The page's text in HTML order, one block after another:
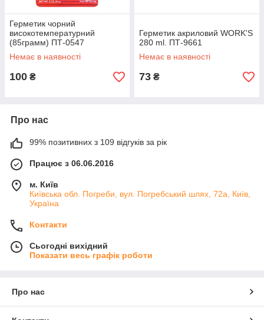
Герметик чорний
високотемпературний
(85грамм) ПТ-0547
Немає в наявності
100 ₴
Герметик акриловий WORK'S
280 ml. ПТ-9661
Немає в наявності
73 ₴
Про нас
99% позитивних з 109 відгуків за рік
Працює з 06.06.2016
м. Київ
Київська обл. Погреби, вул. Погребський шлях, 72а, Київ,
Україна
Контакти
Сьогодні вихідний
Показати весь графік роботи
Про нас